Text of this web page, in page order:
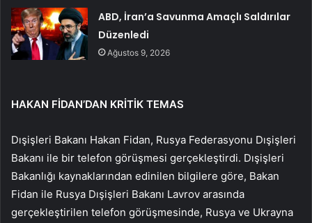
ABD, İran’a Savunma Amaçlı Saldırılar
Düzenledi
Ağustos 9, 2026
HAKAN FİDAN’DAN KRİTİK TEMAS
Dışişleri Bakanı Hakan Fidan, Rusya Federasyonu Dışişleri
Bakanı ile bir telefon görüşmesi gerçekleştirdi. Dışişleri
Bakanlığı kaynaklarından edinilen bilgilere göre, Bakan
Fidan ile Rusya Dışişleri Bakanı Lavrov arasında
gerçekleştirilen telefon görüşmesinde, Rusya ve Ukrayna